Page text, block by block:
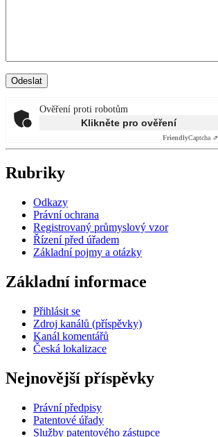
Ověření proti robotům
Klikněte pro ověření
FriendlyCaptcha ⇗
Rubriky
Odkazy
Právní ochrana
Registrovaný průmyslový vzor
Řízení před úřadem
Základní pojmy a otázky
Základní informace
Přihlásit se
Zdroj kanálů (příspěvky)
Kanál komentářů
Česká lokalizace
Nejnovější příspěvky
Právní předpisy
Patentové úřady
Služby patentového zástupce